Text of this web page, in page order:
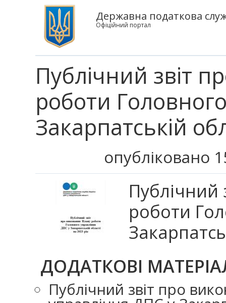
Державна податкова
Офіційний портал
Публічний звіт
роботи
Закарпатській
опубліковано
Публічний
роботи
ДОДАТКОВІ
Публічний звіт про